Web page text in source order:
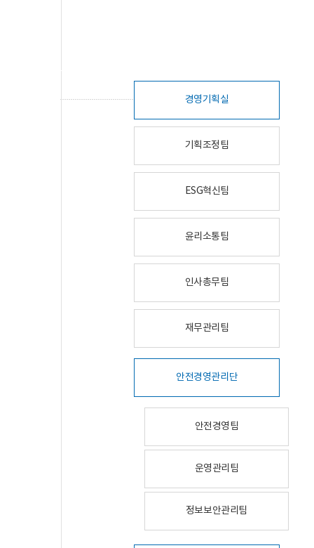
경영기획실
기획조정팀
ESG혁신팀
윤리소통팀
인사총무팀
재무관리팀
안전경영관리단
안전경영팀
운영관리팀
정보보안관리팀